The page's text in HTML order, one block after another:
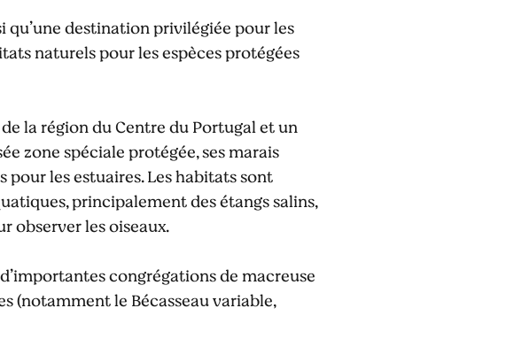
qu’une destination privilégiée pour les
naturels pour les espèces protégées
la région du Centre du Portugal et un
zone spéciale protégée, ses marais
les estuaires. Les habitats sont
principalement des étangs salins,
observer les oiseaux.
congrégations de macreuse
(notamment le Bécasseau variable,